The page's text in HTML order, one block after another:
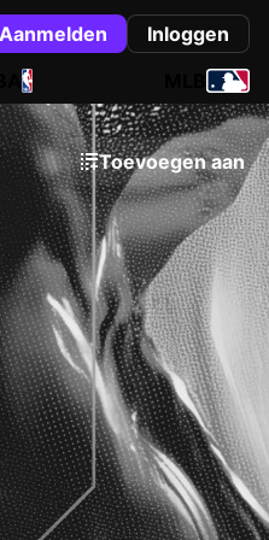
Aanmelden
Inloggen
Toevoegen aan